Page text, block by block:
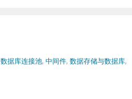
数据库连接池, 中间件, 数据存储与数据库,